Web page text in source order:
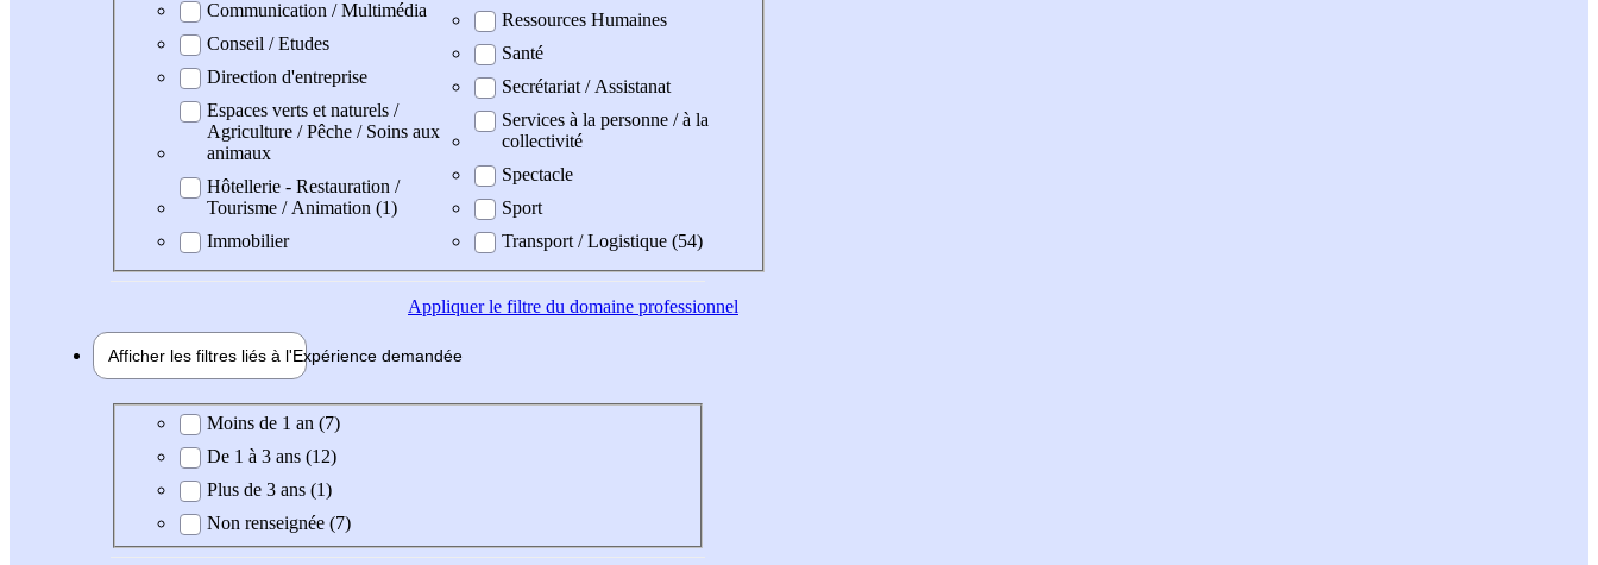
Communication / Multimédia
Conseil / Etudes
Direction d'entreprise
Espaces verts et naturels /
Agriculture / Pêche / Soins aux
animaux
Hôtellerie - Restauration /
Tourisme / Animation (1)
Immobilier
Ressources Humaines
Santé
Secrétariat / Assistanat
Services à la personne / à la
collectivité
Spectacle
Sport
Transport / Logistique (54)
Appliquerle filtre du domaine professionnel
Afficher les filtres liés à l'Expérience demandée
Expérience demandée
Moins de 1 an (7)
De 1 à 3 ans (12)
Plus de 3 ans (1)
Non renseignée (7)